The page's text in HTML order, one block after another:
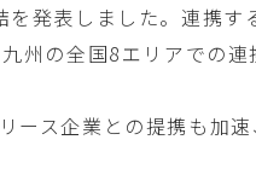
発表しました。連携す
州の全国8エリアでの連
ス企業との提携も加速